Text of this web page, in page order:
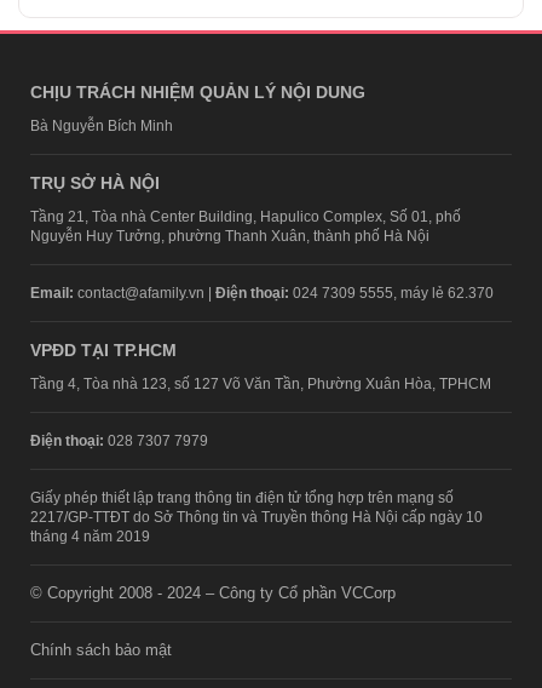
CHỊU TRÁCH NHIỆM QUẢN LÝ NỘI DUNG
Bà Nguyễn Bích Minh
TRỤ SỞ HÀ NỘI
Tầng 21, Tòa nhà Center Building, Hapulico Complex, Số 01, phố
Nguyễn Huy Tưởng, phường Thanh Xuân, thành phố Hà Nội
Email: contact@afamily.vn | Điện thoại: 024 7309 5555, máy lẻ 62.370
VPĐD TẠI TP.HCM
Tầng 4, Tòa nhà 123, số 127 Võ Văn Tần, Phường Xuân Hòa, TPHCM
Điện thoại: 028 7307 7979
Giấy phép thiết lập trang thông tin điện tử tổng hợp trên mạng số
2217/GP-TTĐT do Sở Thông tin và Truyền thông Hà Nội cấp ngày 10
tháng 4 năm 2019
© Copyright 2008 - 2024 – Công ty Cổ phần VCCorp
Chính sách bảo mật